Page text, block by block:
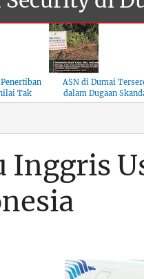
Tak
Atas”
ASN di Dumai
dalam Dugaan
KSO, Integritas
Inggris